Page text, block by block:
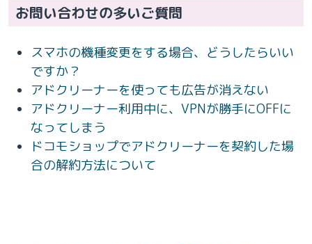
お問い合わせの多いご質問
スマホの機種変更をする場合、どうしたらいい
ですか？
アドクリーナーを使っても広告が消えない
アドクリーナー利用中に、VPNが勝手にOFFに
なってしまう
ドコモショップでアドクリーナーを契約した場
合の解約方法について